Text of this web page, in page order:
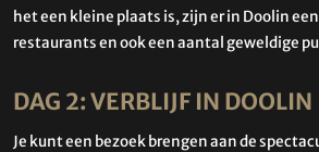
het een kleine plaats is, zijn er in Doolin
restaurants en ook een aantal geweldige
DAG 2: VERBLIJF IN DOOLIN
Je kunt een bezoek brengen aan de